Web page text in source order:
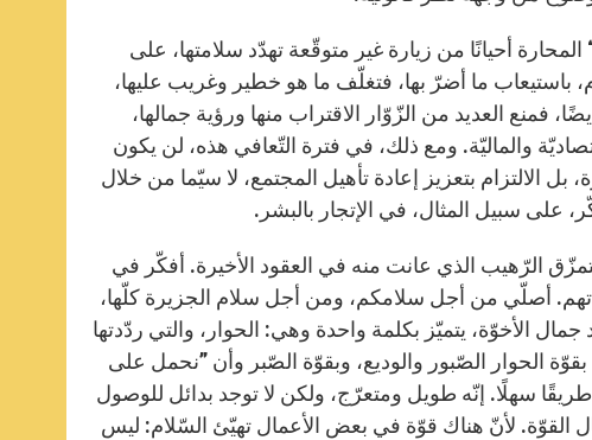
أحيانًا من زيارة غير متوقّعة تهدّد سلامتها، على
ما أضرّ بها، فتغلّف ما هو خطير وغريب عليها،
فمنع العديد من الزّوّار الاقتراب منها ورؤية جمالها،
والماليّة. ومع ذلك، في فترة التّعافي هذه، لن يكون
بل الالتزام بتعزيز إعادة تأهيل المجتمع، لا سيّما من خلال
على سبيل المثال، في الإتجار بالبشر.
الرّهيب الذي عانت منه في العقود الأخيرة. أفكّر في
أصلّي من أجل سلامكم، ومن أجل سلام الجزيرة كلّها،
الأخوّة، يتميّز بكلمة واحدة وهي: الحوار، والتي ردّدتها
الحوار الصّبور والوديع، وبقوّة الصّبر وأن ”نحمل على
طريقًا سهلًا. إنّه طويل ومتعرّج، ولكن لا توجد بدائل للوصول
القوّة. لأنّ هناك قوّة في بعض الأعمال تهيّئ السّلام: ليس